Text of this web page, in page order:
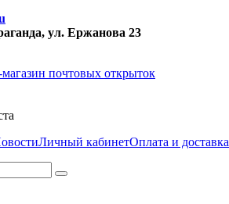
ул. Ержанова 23
магазин почтовых открыток
Личный кабинетОплата и доставка